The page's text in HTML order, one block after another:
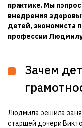
практике. Мы
внедрения
детей, экономиста
профессии Людмилу
Зачем
Людмила решила
старшей дочери